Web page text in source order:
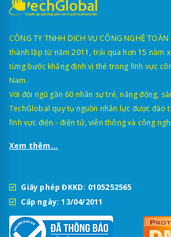
CÔNG TY TNHH DỊCH VỤ CÔNG NGHỆ
thành lập từ năm 2011, trải qua hơn 15 năm
từng bước khẳng định vị thế trong lĩnh vực
Nam.
Với đội ngũ gần 60 nhân sự trẻ, năng động,
TechGlobal quy tụ nguồn nhân lực được đào
lĩnh vực điện - điện tử, viễn thông và công
Xem thêm...
Giấy phép ĐKKD: 0105252565
Cấp ngày: 13/04/2011